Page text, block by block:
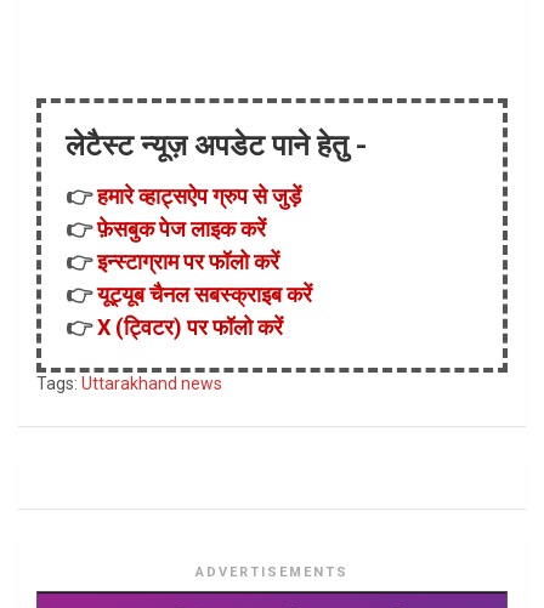
लेटैस्ट न्यूज़ अपडेट पाने हेतु -
👉हमारे व्हाट्सऐप ग्रुप से जुड़ें
👉फ़ेसबुक पेज लाइक करें
👉इन्स्टाग्राम पर फॉलो करें
👉यूट्यूब चैनल सबस्क्राइब करें
👉X (ट्विटर) पर फॉलो करें
Tags: Uttarakhand news
ADVERTISEMENTS